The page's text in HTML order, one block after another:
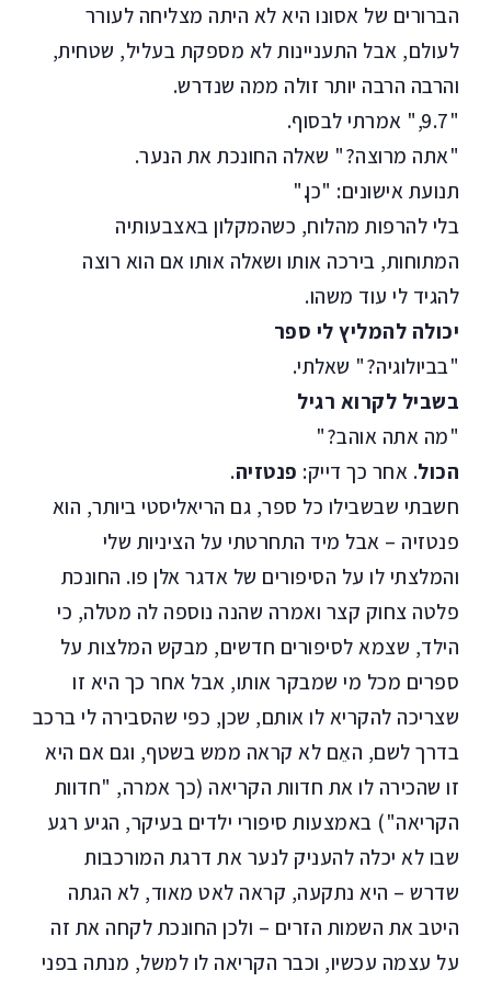
הברורים של אסונו היא לא היתה מצליחה לעורר
לעולם, אבל התעניינות לא מספקת בעליל, שטחית,
והרבה הרבה יותר זולה ממה שנדרש.
"9.7," אמרתי לבסוף.
"אתה מרוצה?" שאלה החונכת את הנער.
תנועת אישונים: "כן."
בלי להרפות מהלוח, כשהמקלון באצבעותיה
המתוחות, בירכה אותו ושאלה אותו אם הוא רוצה
להגיד לי עוד משהו.
יכולה להמליץ לי ספר
"בביולוגיה?" שאלתי.
בשביל לקרוא רגיל
"מה אתה אוהב?"
הכול. אחר כך דייק: פנטזיה.
חשבתי שבשבילו כל ספר, גם הריאליסטי ביותר, הוא
פנטזיה – אבל מיד התחרטתי על הציניות שלי
והמלצתי לו על הסיפורים של אדגר אלן פו. החונכת
פלטה צחוק קצר ואמרה שהנה נוספה לה מטלה, כי
הילד, שצמא לסיפורים חדשים, מבקש המלצות על
ספרים מכל מי שמבקר אותו, אבל אחר כך היא זו
שצריכה להקריא לו אותם, שכן, כפי שהסבירה לי ברכב
בדרך לשם, האֵם לא קראה ממש בשטף, וגם אם היא
זו שהכירה לו את חדוות הקריאה (כך אמרה, "חדוות
הקריאה") באמצעות סיפורי ילדים בעיקר, הגיע רגע
שבו לא יכלה להעניק לנער את דרגת המורכבות
שדרש – היא נתקעה, קראה לאט מאוד, לא הגתה
היטב את השמות הזרים – ולכן החונכת לקחה את זה
על עצמה עכשיו, וכבר הקריאה לו למשל, מנתה בפני